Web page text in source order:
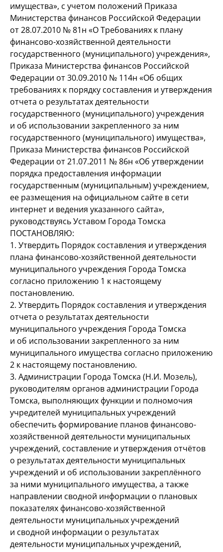
имущества», с учетом положений Приказа
Министерства финансов Российской Федерации
от 28.07.2010 № 81н «О Требованиях к плану
финансово-хозяйственной деятельности
государственного (муниципального) учреждения»,
Приказа Министерства финансов Российской
Федерации от 30.09.2010 № 114н «Об общих
требованиях к порядку составления и утверждения
отчета о результатах деятельности
государственного (муниципального) учреждения
и об использовании закрепленного за ним
государственного (муниципального) имущества»,
Приказа Министерства финансов Российской
Федерации от 21.07.2011 № 86н «Об утверждении
порядка предоставления информации
государственным (муниципальным) учреждением,
ее размещения на официальном сайте в сети
интернет и ведения указанного сайта»,
руководствуясь Уставом Города Томска
ПОСТАНОВЛЯЮ:
1. Утвердить Порядок составления и утверждения
плана финансово-хозяйственной деятельности
муниципального учреждения Города Томска
согласно приложению 1 к настоящему
постановлению.
2. Утвердить Порядок составления и утверждения
отчета о результатах деятельности
муниципального учреждения Города Томска
и об использовании закрепленного за ним
муниципального имущества согласно приложению
2 к настоящему постановлению.
3. Администрации Города Томска (Н.И. Мозель),
руководителям органов администрации Города
Томска, выполняющих функции и полномочия
учредителей муниципальных учреждений
обеспечить формирование планов финансово-
хозяйственной деятельности муниципальных
учреждений, составление и утверждения отчётов
о результатах деятельности муниципальных
учреждений и об использовании закреплённого
за ними муниципального имущества, а также
направлении сводной информации о плановых
показателях финансово-хозяйственной
деятельности муниципальных учреждений
и сводной информации о результатах
деятельности муниципальных учреждений,